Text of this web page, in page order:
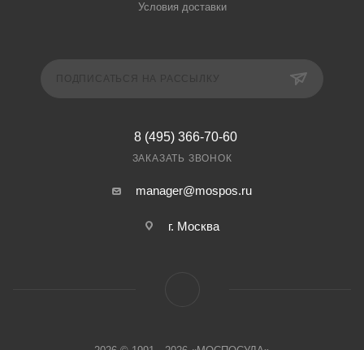
Условия доставки
8 (495) 366-70-60
ЗАКАЗАТЬ ЗВОНОК
manager@mospos.ru
г. Москва